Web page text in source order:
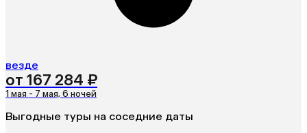
везде
от 167 284 ₽
1 мая - 7 мая, 6 ночей
Выгодные туры на соседние даты